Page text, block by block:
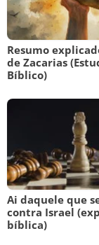
Resumo
de Zacarias
Bíblico)
Ai daquele que
contra Israel
bíblica)